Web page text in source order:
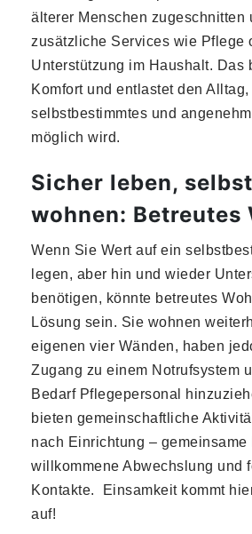
älterer Menschen zugeschnitten
zusätzliche Services wie Pflege
Unterstützung im Haushalt. Das
Komfort und entlastet den
selbstbestimmtes und
möglich wird.
Sicher leben,
wohnen: Betreutes
Wenn Sie Wert auf ein
legen, aber hin und wieder
benötigen, könnte betreutes
Lösung sein. Sie wohnen
eigenen vier Wänden, haben
Zugang zu einem Notrufsystem
Bedarf Pflegepersonal
bieten gemeinschaftliche
nach Einrichtung –
willkommene Abwechslung und
Kontakte. Einsamkeit kommt
auf!